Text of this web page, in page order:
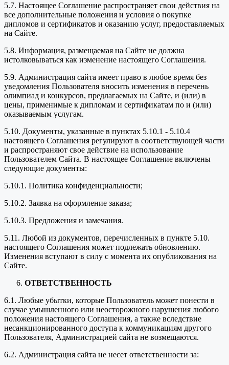
5.7. Настоящее Соглашение распространяет свои действия на
все дополнительные положения и условия о покупке
дипломов и сертификатов и оказанию услуг, предоставляемых
на Сайте.
5.8. Информация, размещаемая на Сайте не должна
истолковываться как изменение настоящего Соглашения.
5.9. Администрация сайта имеет право в любое время без
уведомления Пользователя вносить изменения в перечень
олимпиад и конкурсов, предлагаемых на Сайте, и (или) в
цены, применимые к дипломам и сертификатам по и (или)
оказываемым услугам.
5.10. Документы, указанные в пунктах 5.10.1 - 5.10.4
настоящего Соглашения регулируют в соответствующей части
и распространяют свое действие на использование
Пользователем Сайта. В настоящее Соглашение включены
следующие документы:
5.10.1. Политика конфиденциальности;
5.10.2. Заявка на оформление заказа;
5.10.3. Предложения и замечания.
5.11. Любой из документов, перечисленных в пункте 5.10.
настоящего Соглашения может подлежать обновлению.
Изменения вступают в силу с момента их опубликования на
Сайте.
ОТВЕТСТВЕННОСТЬ
6.1. Любые убытки, которые Пользователь может понести в
случае умышленного или неосторожного нарушения любого
положения настоящего Соглашения, а также вследствие
несанкционированного доступа к коммуникациям другого
Пользователя, Администрацией сайта не возмещаются.
6.2. Администрация сайта не несет ответственности за: